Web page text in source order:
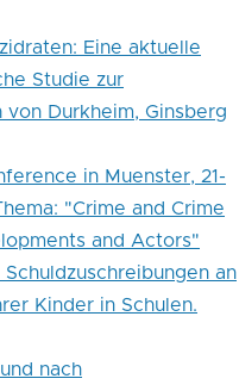
Eine aktuelle
Studie zur
Durkheim, Ginsberg
in Muenster, 21-
"Crime and Crime
and Actors"
an
Kinder in Schulen.
nach